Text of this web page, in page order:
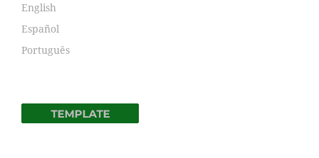
English
Español
Português